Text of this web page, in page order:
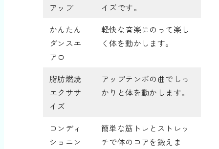
アップ
イズです。
かんたん
ダンスエ
アロ
軽快な音楽にのって楽し
く体を動かします。
脂肪燃焼
エクササ
イズ
アップテンポの曲でしっ
かりと体を動かします。
コンディ
ショニン
簡単な筋トレとストレッ
チで体のコアを鍛えま